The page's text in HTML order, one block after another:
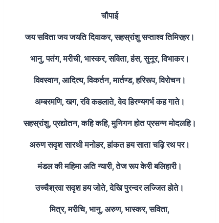
चौपाई
जय सविता जय जयति दिवाकर, सहस्रांशु सप्ताश्व तिमिरहर।
भानु, पतंग, मरीची, भास्कर, सविता, हंस, सुनूर, विभाकर।
विवस्वान, आदित्य, विकर्तन, मार्तण्ड, हरिरूप, विरोचन।
अम्बरमणि, खग, रवि कहलाते, वेद हिरण्यगर्भ कह गाते।
सहस्रांशु, प्रद्योतन, कहि कहि, मुनिगन होत प्रसन्न मोदलहि।
अरुण सदृश सारथी मनोहर, हांकत हय साता चढ़ि रथ पर।
मंडल की महिमा अति न्यारी, तेज रूप केरी बलिहारी।
उच्चैश्रवा सदृश हय जोते, देखि पुरन्दर लज्जित होते।
मित्र, मरीचि, भानु, अरुण, भास्कर, सविता,